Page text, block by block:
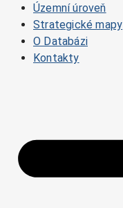
Územní úroveň
Strategické mapy
O Databázi
Kontakty